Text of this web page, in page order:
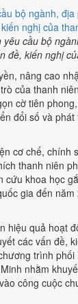
cầu bộ
đề, kiến nghị
nâng cao
của thanh
cờ tiên
đổi số và phát
cơ chế, chính
thanh niên
cứu khoa học
gia đến
hiệu quả hoạt
các vấn đề,
trình
nhằm
công cuộc